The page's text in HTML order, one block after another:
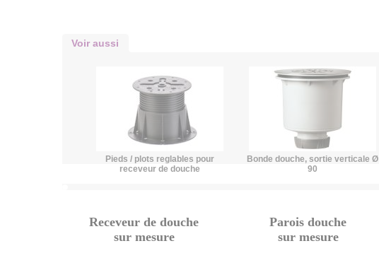
Voir aussi
Pieds / plots reglables pour
receveur de douche
Bonde douche, sortie verticale Ø
90
Receveur de douche
sur mesure
Parois douche
sur mesure